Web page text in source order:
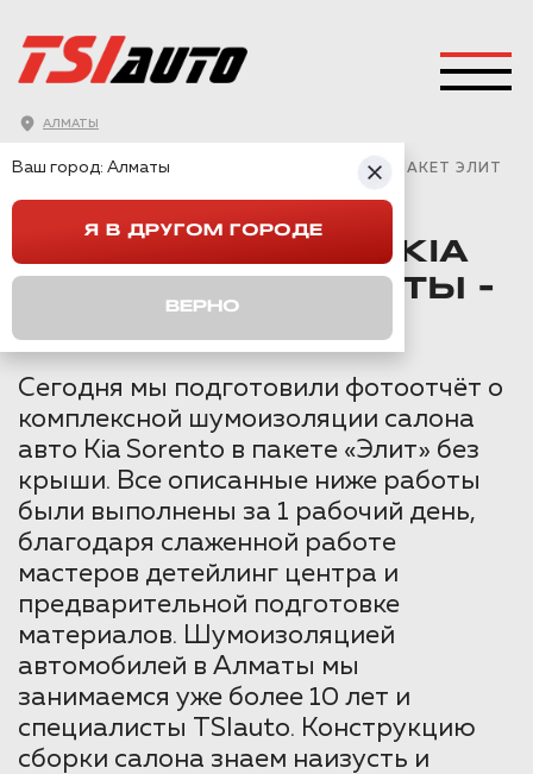
АЛМАТЫ
ШУМОИЗОЛЯЦИЯ KIA SORENTO В АЛМАТЫ - ПАКЕТ ЭЛИТ
ШУМОИЗОЛЯЦИЯ KIA
SORENTO В АЛМАТЫ -
Сегодня мы подготовили фотоотчёт о
комплексной шумоизоляции салона
авто Kia Sorento в пакете «Элит» без
крыши. Все описанные ниже работы
были выполнены за 1 рабочий день,
благодаря слаженной работе
мастеров детейлинг центра и
предварительной подготовке
материалов. Шумоизоляцией
автомобилей в Алматы мы
занимаемся уже более 10 лет и
специалисты TSIauto. Конструкцию
сборки салона знаем наизусть и
Ваш город: Алматы
Я В ДРУГОМ ГОРОДЕ
ВЕРНО